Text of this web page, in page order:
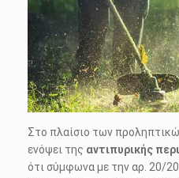
Στο πλαίσιο των
ενόψει της αντιπυρικής
ότι σύμφωνα με την αρ. 20/